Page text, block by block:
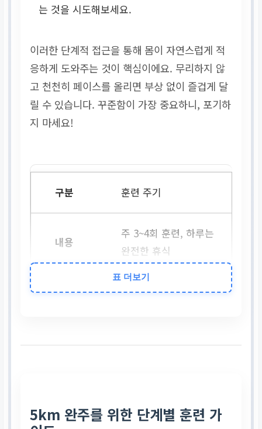
는 것을 시도해보세요.
이러한 단계적 접근을 통해 몸이 자연스럽게 적
응하게 도와주는 것이 핵심이에요. 무리하지 않
고 천천히 페이스를 올리면 부상 없이 즐겁게 달
릴 수 있습니다. 꾸준함이 가장 중요하니, 포기하
지 마세요!
훈련 주기
주 3~4회 훈련, 하루는
완전한 휴식
적정 페이스
표 더보기
5km 완주를 위한 단계별 훈련 가